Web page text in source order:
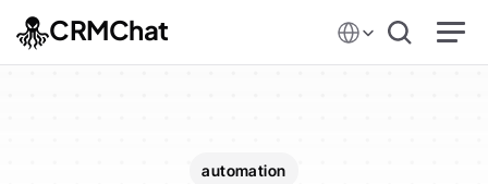
automation
CRMChat